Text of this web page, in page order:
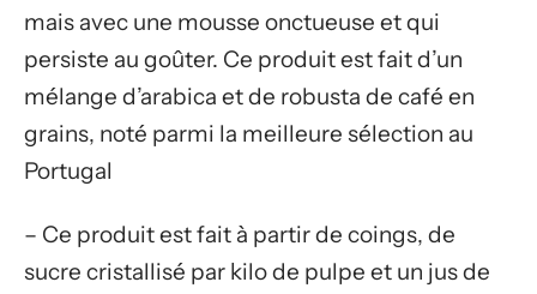
mais avec une mousse onctueuse et qui
persiste au goûter. Ce produit est fait d’un
mélange d’arabica et de robusta de café en
grains, noté parmi la meilleure sélection au
Portugal
– Ce produit est fait à partir de coings, de
sucre cristallisé par kilo de pulpe et un jus de